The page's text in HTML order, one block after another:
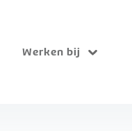
Werken bij
Submenu